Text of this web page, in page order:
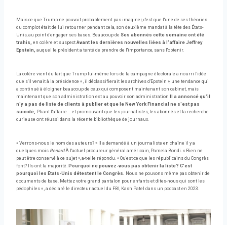
Mais ce que Trump ne pouvait probablement pas imaginer, c'est que l'une de ses théories
du complot était de lui retourner pendant cela, son deuxième mandat à la tête des États-
Unis, au point d'engager ses bases. Beaucoup de Ses abonnés cette semaine ont été
trahis, en colère et suspect Avant les dernières nouvelles liées à l'affaire Jeffrey
Epstein, auquel le président a tenté de prendre de l'importance, sans l'obtenir.
La colère vient du fait que Trump lui-même lors de la campagne électorale a nourri l'idée
que s'il venait à la présidence « , il déclassifierait les archives d'Epstein », une tendance qui
a continué à éloigner beaucoup de ceux qui composent maintenant son cabinet, mais
maintenant que son administration est au pouvoir son administration
Il a annoncé qu'il
n'y a pas de liste de clients à publier et que le New York Financial ne s'est pas
suicidé, Pliant l'affaire … et promouvant que les journalistes, les abonnés et la recherche
curieuse ont réussi dans la récente bibliothèque de journaux.
« Verrons-nous le nom des auteurs? » Il a demandé à un journaliste en chaîne il y a
quelques mois RenardÀ l'actuel procureur général américain, Pamela Bondi. « Rien ne
peut être conservé à ce sujet », a-t-elle répondu. « Qu'est-ce que les républicains du Congrès
font? Ils ont la majorité. Pourquoi ne pouvez-vous pas obtenir la liste? C'est
pourquoi les États-Unis détestent le Congrès. Nous ne pouvons même pas obtenir de
documents de base. Mettez votre grand pantalon pour enfants et dites-nous qui sont les
pédophiles « , a déclaré le directeur actuel du FBI, Kash Patel dans un podcast en 2023.